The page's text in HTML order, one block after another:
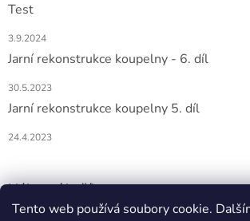
Tento web používá soubory cookie.
Test
3.9.2024
Jarní rekonstrukce koupelny - 6. díl
30.5.2023
Jarní rekonstrukce koupelny 5. díl
24.4.2023
Nákupní košík